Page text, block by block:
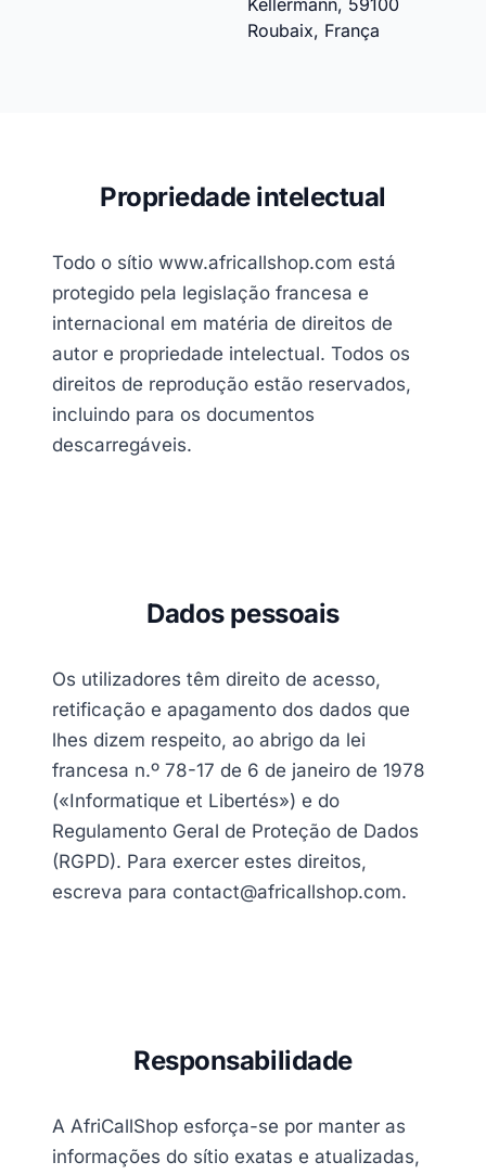
Kellermann, 59100
Roubaix, França
Propriedade intelectual
Todo o sítio www.africallshop.com está
protegido pela legislação francesa e
internacional em matéria de direitos de
autor e propriedade intelectual. Todos os
direitos de reprodução estão reservados,
incluindo para os documentos
descarregáveis.
Dados pessoais
Os utilizadores têm direito de acesso,
retificação e apagamento dos dados que
lhes dizem respeito, ao abrigo da lei
francesa n.º 78-17 de 6 de janeiro de 1978
(«Informatique et Libertés») e do
Regulamento Geral de Proteção de Dados
(RGPD). Para exercer estes direitos,
escreva para contact@africallshop.com.
Responsabilidade
A AfriCallShop esforça-se por manter as
informações do sítio exatas e atualizadas,